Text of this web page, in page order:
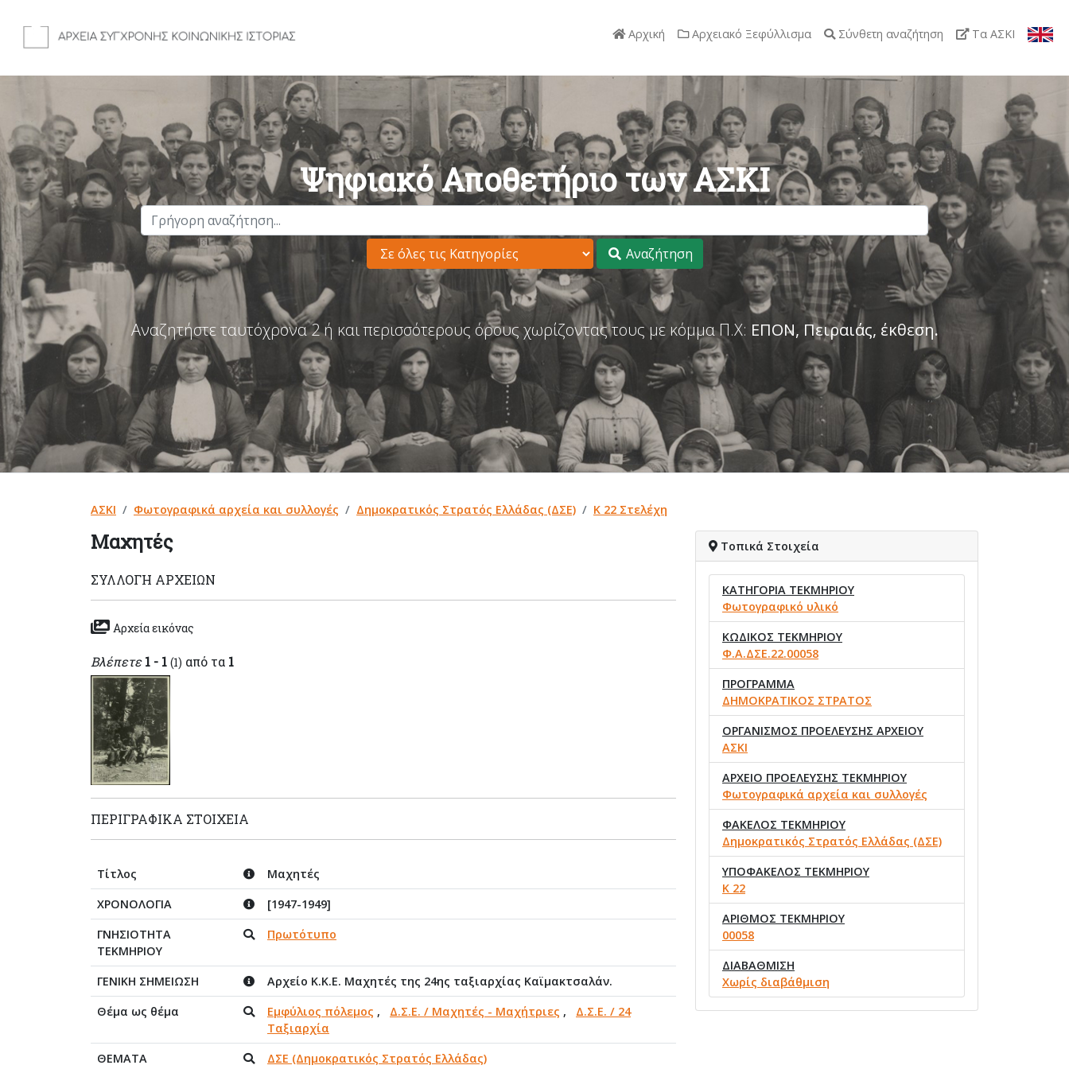
Αρχική Αρχειακό Ξεφύλλισμα Σύνθετη αναζήτηση Τα ΑΣΚΙ
Ψηφιακό Αποθετήριο των ΑΣΚΙ
Αναζήτηση
Αναζητήστε ταυτόχρονα 2 ή και περισσότερους όρους χωρίζοντας τους με κόμμα Π.Χ: ΕΠΟΝ, Πειραιάς, έκθεση.
ΑΣΚΙ Φωτογραφικά αρχεία και συλλογές Δημοκρατικός Στρατός Ελλάδας (ΔΣΕ) Κ 22 Στελέχη
Μαχητές
ΣΥΛΛΟΓΉ ΑΡΧΕΊΩΝ
Αρχεία εικόνας
Βλέπετε 1 - 1 (1) από τα 1
ΠΕΡΙΓΡΑΦΙΚΆ ΣΤΟΙΧΕΊΑ
Τίτλος
Μαχητές
ΧΡΟΝΟΛΟΓΙΑ
[1947-1949]
ΓΝΗΣΙΟΤΗΤΑ
ΤΕΚΜΗΡΙΟΥ
Πρωτότυπο
ΓΕΝΙΚΗ ΣΗΜΕΙΩΣΗ
Αρχείο Κ.Κ.Ε. Μαχητές της 24ης ταξιαρχίας Καϊμακτσαλάν.
Θέμα ως θέμα
Εμφύλιος πόλεμος , Δ.Σ.Ε. / Μαχητές - Μαχήτριες , Δ.Σ.Ε. / 24
Ταξιαρχία
ΘΕΜΑΤΑ
ΔΣΕ (Δημοκρατικός Στρατός Ελλάδας)
Τοπικά Στοιχεία
ΚΑΤΗΓΟΡΙΑ ΤΕΚΜΗΡΙΟΥ
Φωτογραφικό υλικό
ΚΩΔΙΚΟΣ ΤΕΚΜΗΡΙΟΥ
Φ.Α.ΔΣΕ.22.00058
ΠΡΟΓΡΑΜΜΑ
ΔΗΜΟΚΡΑΤΙΚΟΣ ΣΤΡΑΤΟΣ
ΟΡΓΑΝΙΣΜΟΣ ΠΡΟΕΛΕΥΣΗΣ ΑΡΧΕΙΟΥ
ΑΣΚΙ
ΑΡΧΕΙΟ ΠΡΟΕΛΕΥΣΗΣ ΤΕΚΜΗΡΙΟΥ
Φωτογραφικά αρχεία και συλλογές
ΦΑΚΕΛΟΣ ΤΕΚΜΗΡΙΟΥ
Δημοκρατικός Στρατός Ελλάδας (ΔΣΕ)
ΥΠΟΦΑΚΕΛΟΣ ΤΕΚΜΗΡΙΟΥ
Κ 22
ΑΡΙΘΜΟΣ ΤΕΚΜΗΡΙΟΥ
00058
ΔΙΑΒΑΘΜΙΣΗ
Χωρίς διαβάθμιση